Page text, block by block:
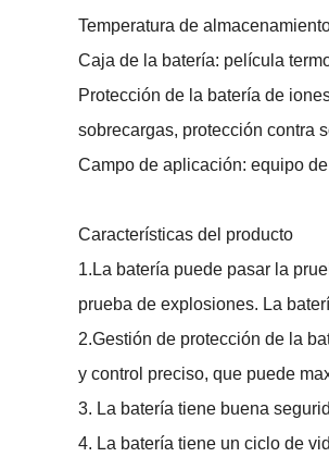
Temperatura de
Caja de la batería: película
Protección de la batería de
sobrecargas, protección contra
Campo de aplicación: equipo
Características del producto
1.La batería puede pasar la
prueba de explosiones. La
2.Gestión de protección de la
y control preciso, que puede
3. La batería tiene buena
4. La batería tiene un ciclo de